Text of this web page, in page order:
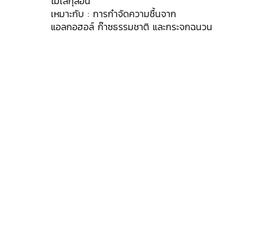
เหมาะกับ : การกำจัดความชื้นจาก
แอลกอฮอล์ ก๊าซธรรมชาติ และกระจกฉนวน